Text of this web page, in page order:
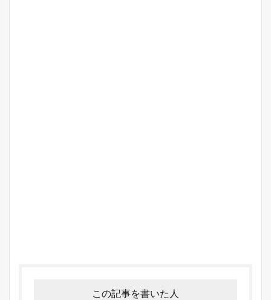
この記事を書いた人